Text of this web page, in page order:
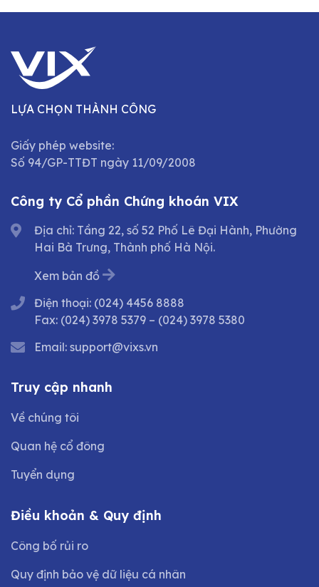
LỰA CHỌN THÀNH CÔNG
Giấy phép website:
Số 94/GP-TTĐT ngày 11/09/2008
Công ty Cổ phần Chứng khoán VIX
Địa chỉ: Tầng 22, số 52 Phố Lê Đại Hành, Phường
Hai Bà Trưng, Thành phố Hà Nội.
Xem bản đồ
Điện thoại: (024) 4456 8888
Fax: (024) 3978 5379 – (024) 3978 5380
Email: support@vixs.vn
Truy cập nhanh
Về chúng tôi
Quan hệ cổ đông
Tuyển dụng
Điều khoản & Quy định
Công bố rủi ro
Quy định bảo vệ dữ liệu cá nhân